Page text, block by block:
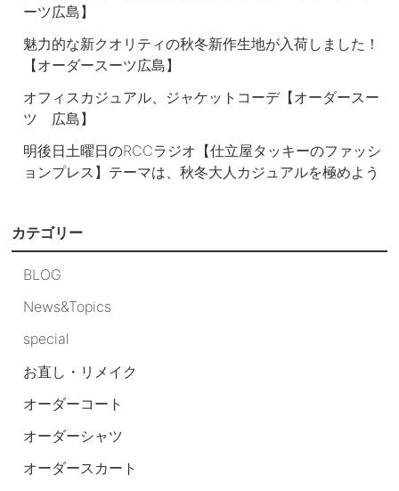
ーツ広島】
魅力的な新クオリティの秋冬新作生地が入荷しました！
【オーダースーツ広島】
オフィスカジュアル、ジャケットコーデ【オーダースー
ツ 広島】
明後日土曜日のRCCラジオ【仕立屋タッキーのファッシ
ョンプレス】テーマは、秋冬大人カジュアルを極めよう
カテゴリー
BLOG
News&Topics
special
お直し・リメイク
オーダーコート
オーダーシャツ
オーダースカート